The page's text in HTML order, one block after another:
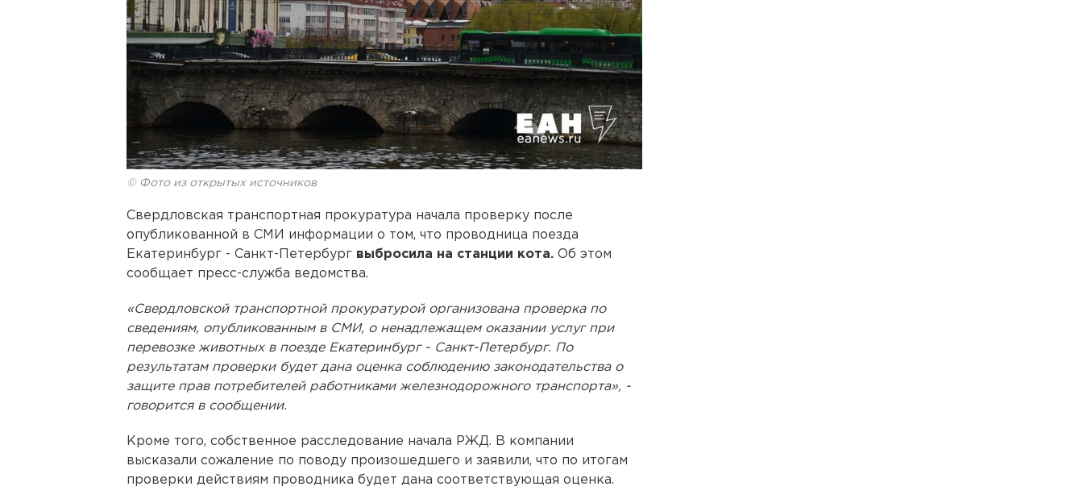
© Фото из открытых источников
Свердловская транспортная прокуратура начала проверку после
опубликованной в СМИ информации о том, что проводница поезда
Екатеринбург - Санкт-Петербург выбросила на станции кота. Об этом
сообщает пресс-служба ведомства.
«Свердловской транспортной прокуратурой организована проверка по
сведениям, опубликованным в СМИ, о ненадлежащем оказании услуг при
перевозке животных в поезде Екатеринбург - Санкт-Петербург. По
результатам проверки будет дана оценка соблюдению законодательства о
защите прав потребителей работниками железнодорожного транспорта», -
говорится в сообщении.
Кроме того, собственное расследование начала РЖД. В компании
высказали сожаление по поводу произошедшего и заявили, что по итогам
проверки действиям проводника будет дана соответствующая оценка.